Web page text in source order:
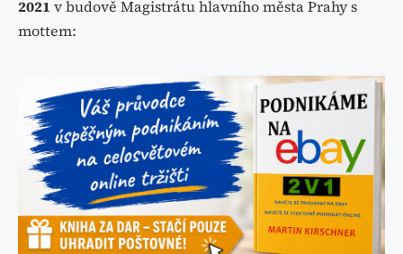
2021 v budově Magistrátu hlavního města Prahy s
mottem: